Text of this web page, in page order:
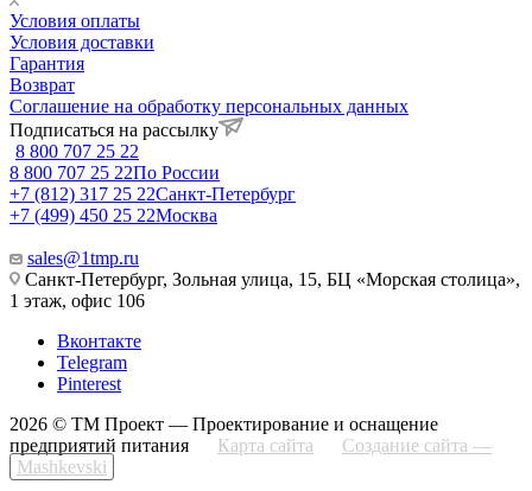
Условия оплаты
Условия доставки
Гарантия
Возврат
Соглашение на обработку персональных данных
Подписаться на рассылку
8 800 707 25 22
8 800 707 25 22По России
+7 (812) 317 25 22Санкт-Петербург
+7 (499) 450 25 22Москва
sales@1tmp.ru
Санкт-Петербург, Зольная улица, 15, БЦ «Морская столица»,
1 этаж, офис 106
Вконтакте
Telegram
Pinterest
2026 © ТМ Проект — Проектирование и оснащение
предприятий питания
Карта сайта
Создание сайта —
Mashkevski